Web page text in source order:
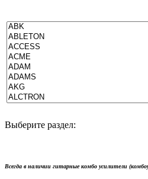
Выберите раздел:
Всегда в наличии гитарные комбо усилители